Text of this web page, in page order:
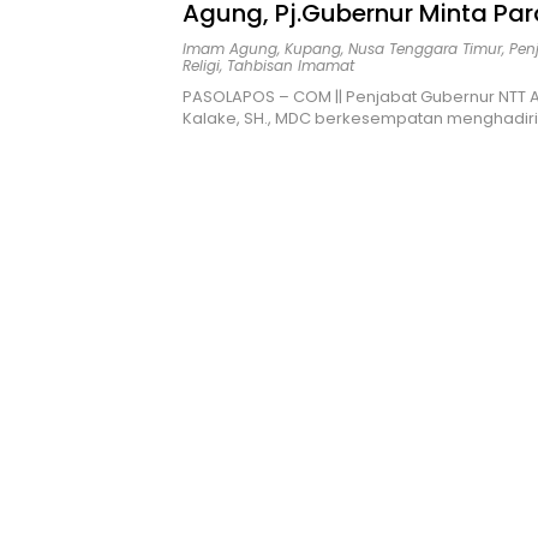
Agung, Pj.Gubernur Minta
Aktif Berperan Dalam
Sosial Kemasyarakatan
Imam Agung, Kupang, Nusa Tenggara Timur,
Religi, Tahbisan Imamat
PASOLAPOS – COM || Penjabat Gubernur NTT
Kalake, SH., MDC berkesempatan